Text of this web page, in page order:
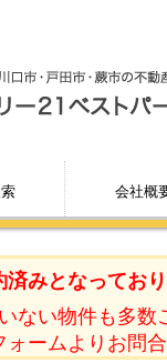
会社概
みとなっており
ない物件も多数
ームよりお問合